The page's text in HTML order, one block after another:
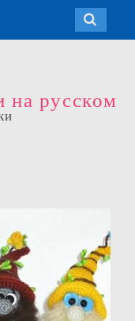
на русском